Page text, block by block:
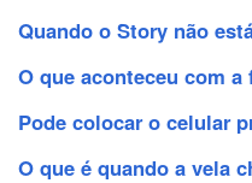
Quando o Story não
O que aconteceu com
Pode colocar o celular
O que é quando a vela